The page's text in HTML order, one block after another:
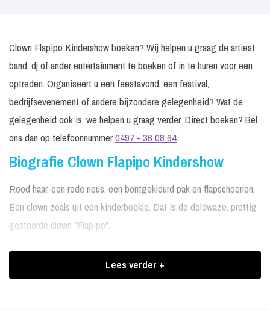
Clown Flapipo Kindershow boeken? Wij helpen u graag de artiest,
band, dj of ander entertainment te boeken of in te huren voor een
optreden. Organiseert u een feestavond, een festival,
bedrijfsevenement of andere bijzondere gelegenheid? Wat de
gelegenheid ook is, we helpen u graag verder. Direct boeken? Bel
ons dan op telefoonnummer0497 - 36 08 64.
Biografie Clown Flapipo Kindershow
Rood haar, een rode neus, een bontgekleurd pak en flapschoenen.
Een clown zoals uit een kinderboekje. Dat is de doldwaze, prettig
gestoorde clown "Flapipo".
Clown Fapipo vult zijn interactieve kindershow met onder andere:
Lees verder +